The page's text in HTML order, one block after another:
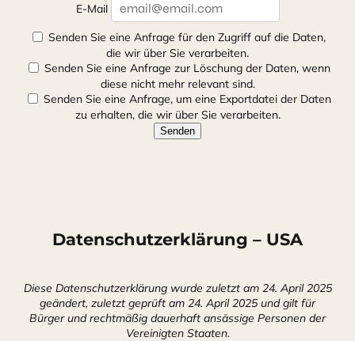
E-Mail
Senden Sie eine Anfrage für den Zugriff auf die Daten,
die wir über Sie verarbeiten.
Senden Sie eine Anfrage zur Löschung der Daten, wenn
diese nicht mehr relevant sind.
Senden Sie eine Anfrage, um eine Exportdatei der Daten
zu erhalten, die wir über Sie verarbeiten.
Datenschutzerklärung – USA
Diese Datenschutzerklärung wurde zuletzt am 24. April 2025
geändert, zuletzt geprüft am 24. April 2025 und gilt für
Bürger und rechtmäßig dauerhaft ansässige Personen der
Vereinigten Staaten.